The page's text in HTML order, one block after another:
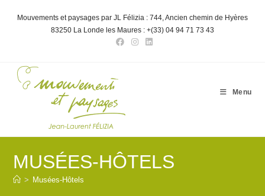
Mouvements et paysages par JL Félizia : 744, Ancien chemin de Hyères
83250 La Londe les Maures : +(33) 04 94 71 73 43
Menu
MUSÉES-HÔTELS
> Musées-Hôtels